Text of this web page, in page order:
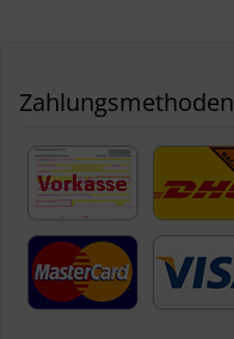
Zahlungsmethoden